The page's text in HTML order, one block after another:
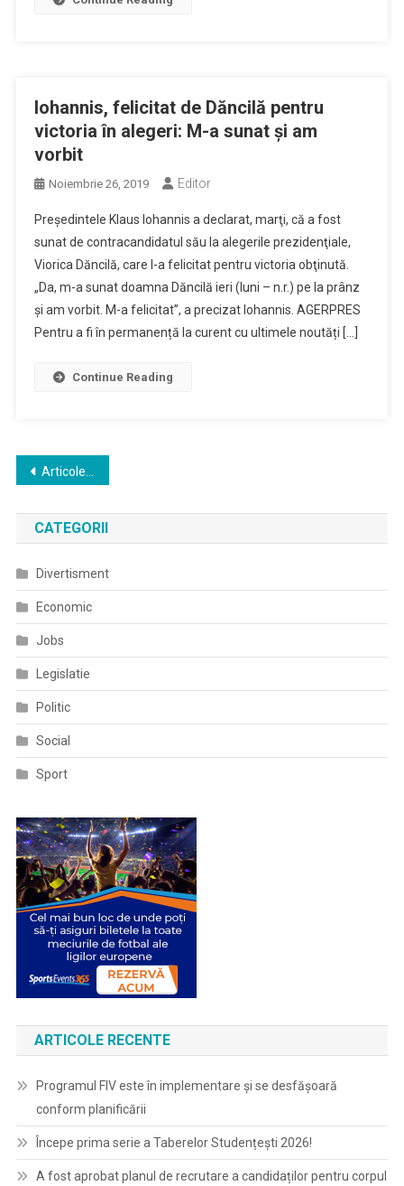
Iohannis, felicitat de Dăncilă pentru
victoria în alegeri: M-a sunat şi am
vorbit
Noiembrie 26, 2019 Editor
Preşedintele Klaus Iohannis a declarat, marţi, că a fost
sunat de contracandidatul său la alegerile prezidenţiale,
Viorica Dăncilă, care l-a felicitat pentru victoria obţinută.
„Da, m-a sunat doamna Dăncilă ieri (luni – n.r.) pe la prânz
şi am vorbit. M-a felicitat”, a precizat Iohannis. AGERPRES
Pentru a fi în permanență la curent cu ultimele noutăți […]
Continue Reading
Navigare
în
articole
Articole mai vechi
CATEGORII
Divertisment
Economic
Jobs
Legislatie
Politic
Social
Sport
ARTICOLE RECENTE
Programul FIV este în implementare și se desfășoară
conform planificării
Începe prima serie a Taberelor Studențești 2026!
A fost aprobat planul de recrutare a candidaților pentru corpul